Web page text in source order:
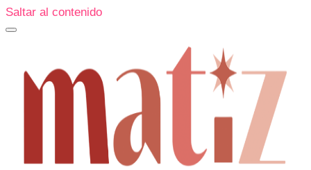
Saltar al contenido